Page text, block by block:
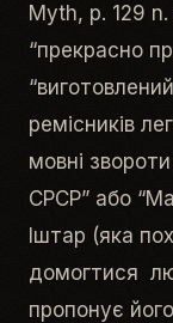
Myth, p. 129
“прекрасно
ремісників
мовні
СРСР” або
Іштар (яка
домогтися
пропонує